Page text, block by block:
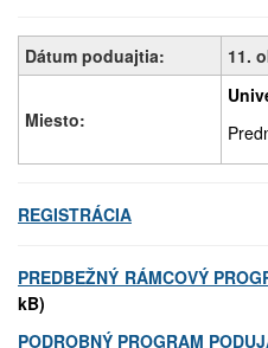
Dátum poduajtia: 11.
Miesto:
REGISTRÁCIA
PREDBEŽNÝ RÁMCOVÝ
kB)
PODROBNÝ PROGRAM